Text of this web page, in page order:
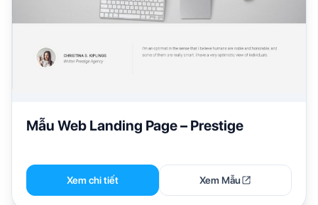
Mẫu Web Landing Page – Prestige
Xem chi tiết Xem Mẫu